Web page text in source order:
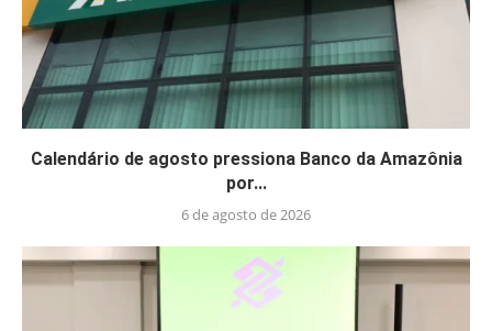
Calendário de agosto pressiona Banco da Amazônia
por...
6 de agosto de 2026